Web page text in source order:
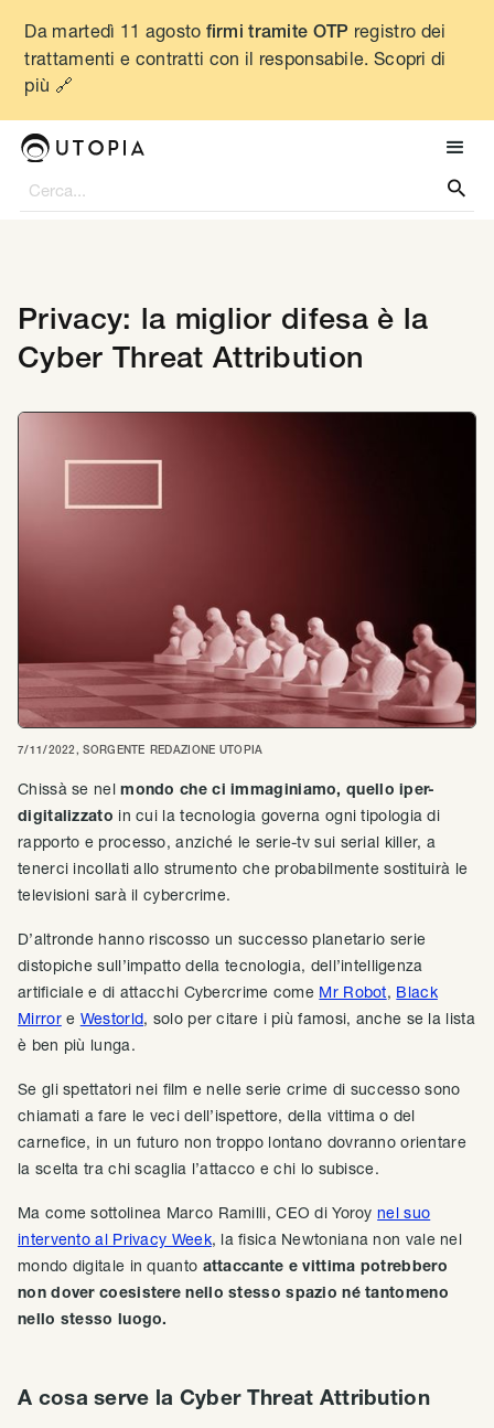
Da martedì 11 agosto firmi tramite OTP registro dei
trattamenti e contratti con il responsabile. Scopri di
più 🔗

Privacy: la miglior difesa è la
Cyber Threat Attribution
7/11/2022 , SORGENTE REDAZIONE UTOPIA
Chissà se nelmondo che ci immaginiamo, quello iper-
digitalizzato in cui la tecnologia governa ogni tipologia di
rapporto e processo, anziché le serie-tv sui serial killer, a
tenerci incollati allo strumento che probabilmente sostituirà le
televisioni sarà il cybercrime.
D’altronde hanno riscosso un successo planetario serie
distopiche sull’impatto della tecnologia, dell’intelligenza
artificiale e di attacchi Cybercrime come Mr Robot, Black
Mirrore Westorld, solo per citare i più famosi, anche se la lista
è ben più lunga.
Se gli spettatori nei film e nelle serie crime di successo sono
chiamati a fare le veci dell’ispettore, della vittima o del
carnefice, in un futuro non troppo lontano dovranno orientare
la scelta tra chi scaglia l’attacco e chi lo subisce.
Ma come sottolinea Marco Ramilli, CEO di Yoroynel suo
intervento al Privacy Week, la fisica Newtoniana non vale nel
mondo digitale in quanto attaccante e vittima potrebbero
non dover coesistere nello stesso spazio né tantomeno
nello stesso luogo.
A cosa serve la Cyber Threat Attribution